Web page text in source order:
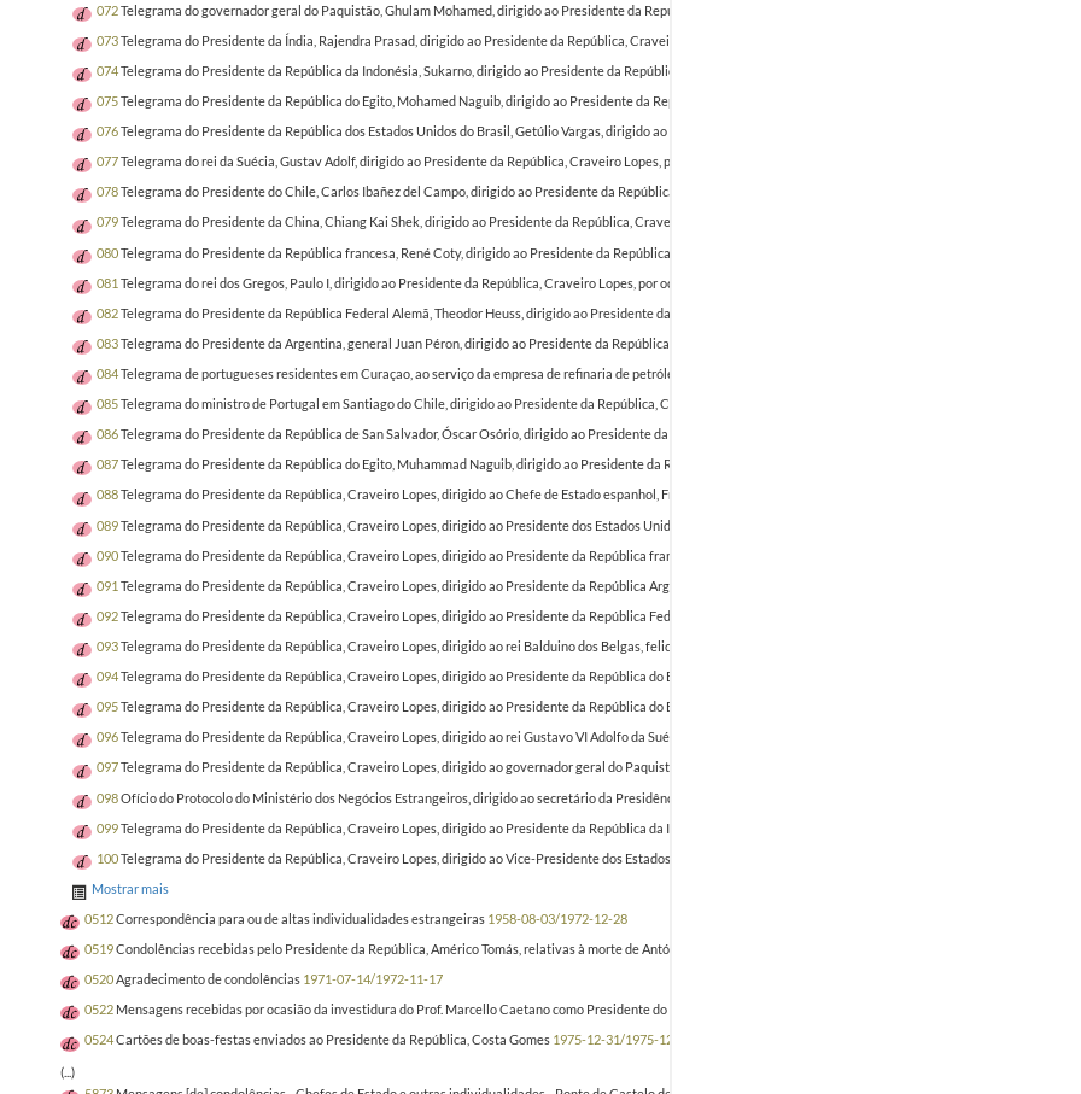
072Telegrama do governador geral do Paquistão, Ghulam Mohamed, dirigido ao Presidente da República, Craveiro Lopes, por ocasião da comemoração do Dia de Portugal,
073Telegrama do Presidente da Índia, Rajendra Prasad, dirigido ao Presidente da República, Craveiro Lopes, por ocasião da comemoração do Dia de Portugal, de Camões
074Telegrama do Presidente da República da Indonésia, Sukarno, dirigido ao Presidente da República, Craveiro Lopes, por ocasião da comemoração do Dia de Portugal, de
075Telegrama do Presidente da República do Egito, Mohamed Naguib, dirigido ao Presidente da República, Craveiro Lopes, por ocasião da comemoração do Dia de
076Telegrama do Presidente da República dos Estados Unidos do Brasil, Getúlio Vargas, dirigido ao Presidente da República, Craveiro Lopes, por ocasião da
077Telegrama do rei da Suécia, Gustav Adolf, dirigido ao Presidente da República, Craveiro Lopes, por ocasião da comemoração do Dia de Portugal, de Camões e das
078Telegrama do Presidente do Chile, Carlos Ibañez del Campo, dirigido ao Presidente da República, Craveiro Lopes, por ocasião da comemoração do Dia de Portugal, de
079Telegrama do Presidente da China, Chiang Kai Shek, dirigido ao Presidente da República, Craveiro Lopes, por ocasião da comemoração do Dia de Portugal, de Camões
080Telegrama do Presidente da República francesa, René Coty, dirigido ao Presidente da República, Craveiro Lopes, por ocasião da comemoração do Dia de Portugal, de
081 Telegrama do rei dos Gregos, Paulo I, dirigido ao Presidente da República, Craveiro Lopes, por ocasião da comemoração do Dia de Portugal, de Camões e das
082Telegrama do Presidente da República Federal Alemã, Theodor Heuss, dirigido ao Presidente da República, Craveiro Lopes, por ocasião da comemoração do Dia de
083Telegrama do Presidente da Argentina, general Juan Péron, dirigido ao Presidente da República, Craveiro Lopes, por ocasião da comemoração do Dia de Portugal, de
084Telegrama de portugueses residentes em Curaçao, ao serviço da empresa de refinaria de petróleo, CPIM, dirigido ao Presidente da República, Craveiro Lopes, por
085Telegrama do ministro de Portugal em Santiago do Chile, dirigido ao Presidente da República, Craveiro Lopes, por ocasião da comemoração do Dia de Portugal, de
086Telegrama do Presidente da República de San Salvador, Óscar Osório, dirigido ao Presidente da República, Craveiro Lopes, por ocasião da comemoração do Dia de
087Telegrama do Presidente da República do Egito, Muhammad Naguib, dirigido ao Presidente da República, Craveiro Lopes, agradecendo as felicitações por ocasião da
088Telegrama do Presidente da República, Craveiro Lopes, dirigido ao Chefe de Estado espanhol, Francisco Franco, felicitando-o pela festa nacional de Espanha.
089Telegrama do Presidente da República, Craveiro Lopes, dirigido ao Presidente dos Estados Unidos da América, Dwight D. Eisenhouwer, felicitando-o pela festa nacional
090Telegrama do Presidente da República, Craveiro Lopes, dirigido ao Presidente da República francesa, René Coty, felicitando-o pela festa nacional de França.
091 Telegrama do Presidente da República, Craveiro Lopes, dirigido ao Presidente da República Argentina, Juan Péron, felicitando-o pela festa nacional da Argentina.
092Telegrama do Presidente da República, Craveiro Lopes, dirigido ao Presidente da República Federal da Alemanha, Theodore Heuss, felicitando-o pela sua tomada de
093Telegrama do Presidente da República, Craveiro Lopes, dirigido ao rei Balduino dos Belgas, felicitando-o pelo dia nacional da Bélgica.
094Telegrama do Presidente da República, Craveiro Lopes, dirigido ao Presidente da República do Egito, Mohammad Naguib, felicitando-o pela festa nacional.
095Telegrama do Presidente da República, Craveiro Lopes, dirigido ao Presidente da República do Equador, Velasco Ibarra, felicitando-o pelo dia da festa nacional.
096Telegrama do Presidente da República, Craveiro Lopes, dirigido ao rei Gustavo VI Adolfo da Suécia, felicitando-o pelo seu aniversário e pelo dia da festa nacional.
097Telegrama do Presidente da República, Craveiro Lopes, dirigido ao governador geral do Paquistão, Ghulam Mohamed, felicitando-o pelo dia nacional.
098Ofício do Protocolo do Ministério dos Negócios Estrangeiros, dirigido ao secretário da Presidência da República, informando que o Presidente da República de
099Telegrama do Presidente da República, Craveiro Lopes, dirigido ao Presidente da República da Indonésia, Sukarno, felicitando-o pelo dia nacional.
100Telegrama do Presidente da República, Craveiro Lopes, dirigido ao Vice-Presidente dos Estados Unidos da República do Brasil, Café Filho, apresentando condolências
Mostrar mais
0512Correspondência para ou de altas individualidades estrangeiras 1958-08-03/1972-12-28
0519Condolências recebidas pelo Presidente da República, Américo Tomás, relativas à morte de António de Oliveira Salazar, em 27 de julho de 1970
0520Agradecimento de condolências 1971-07-14/1972-11-17
0522 Mensagens recebidas por ocasião da investidura do Prof. Marcello Caetano como Presidente do Conselho
0524Cartões de boas-festas enviados ao Presidente da República, Costa Gomes 1975-12-31/1975-12-31
(...)